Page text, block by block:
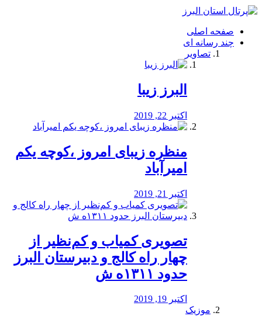
فصد
شرق
تهران
خشکشویی
صفحه اصلی
چند رسانه ای
تصاویر
البرز زیبا
اکتبر 22, 2019
منظره‌‌ زیبای امروز ،کوچه یکم
امیرآباد
اکتبر 21, 2019
️تصویری کمیاب و کم‌نظیر از
چهار راه كالج و دبيرستان البرز
حدود ۱۳۱۱ه ش
اکتبر 19, 2019
موزیک